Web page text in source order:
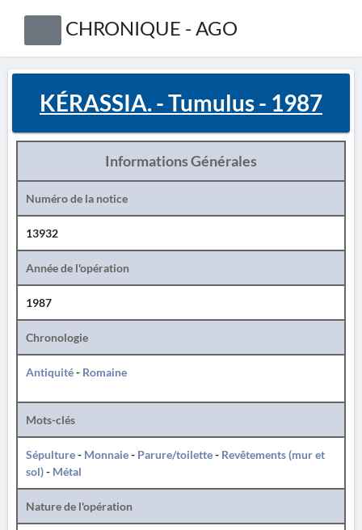
CHRONIQUE - AGO
KÉRASSIA. - Tumulus - 1987
Informations Générales
Numéro de la notice
13932
Année de l'opération
1987
Chronologie
Antiquité- Romaine
Mots-clés
Sépulture- Monnaie- Parure/toilette- Revêtements (mur et
sol)- Métal
Nature de l'opération